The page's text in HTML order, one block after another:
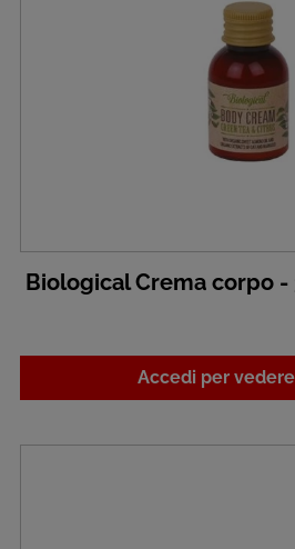
Biological Crema corpo
Accedi per